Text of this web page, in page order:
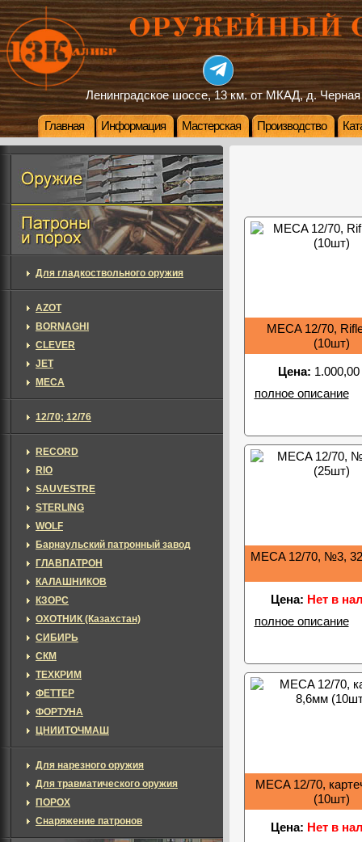
Ленинградское шоссе, 13 км. от МКАД, д. Черная
Главная Информация Мастерская Производство
MECA 12/70,
(10шт)
Цена:
полное описание
MECA 12/70, №3,
Цена: Нет в
полное описание
MECA 12/70,
(10шт)
Цена: Нет в
Для гладкоствольного оружия
AZOT
BORNAGHI
CLEVER
JET
MECA
12/70; 12/76
RECORD
RIO
SAUVESTRE
STERLING
WOLF
Барнаульский патронный завод
ГЛАВПАТРОН
КАЛАШНИКОВ
КЗОРС
ОХОТНИК (Казахстан)
СИБИРЬ
СКМ
ТЕХКРИМ
ФЕТТЕР
ФОРТУНА
ЦНИИТОЧМАШ
Для нарезного оружия
Для травматического оружия
ПОРОХ
Снаряжение патронов